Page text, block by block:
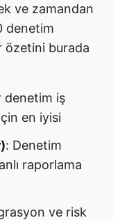
ve zamandan
denetim
özetini burada
denetim iş
en iyisi
: Denetim
raporlama
ve risk